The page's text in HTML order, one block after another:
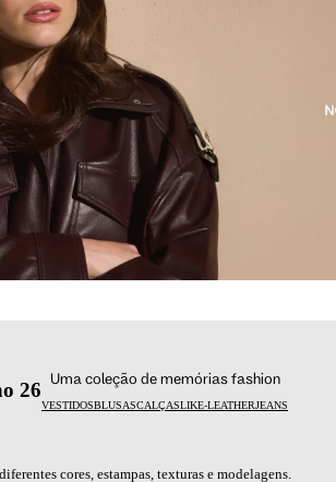
26 Uma coleção de memórias fashion
VESTIDOSBLUSASCALÇASLIKE-LEATHERJEANS
cores, estampas, texturas e modelagens.